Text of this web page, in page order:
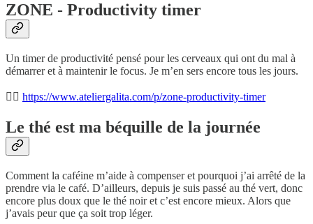
ZONE - Productivity timer
Un timer de productivité pensé pour les cerveaux qui ont du mal à
démarrer et à maintenir le focus. Je m’en sers encore tous les jours.
👉🏾 https://www.ateliergalita.com/p/zone-productivity-timer
Le thé est ma béquille de la journée
Comment la caféine m’aide à compenser et pourquoi j’ai arrêté de la
prendre via le café. D’ailleurs, depuis je suis passé au thé vert, donc
encore plus doux que le thé noir et c’est encore mieux. Alors que
j’avais peur que ça soit trop léger.